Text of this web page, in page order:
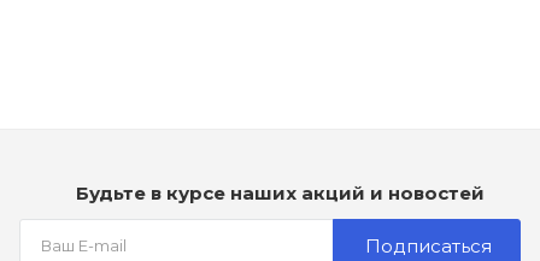
Будьте в курсе наших акций и новостей
Подписаться